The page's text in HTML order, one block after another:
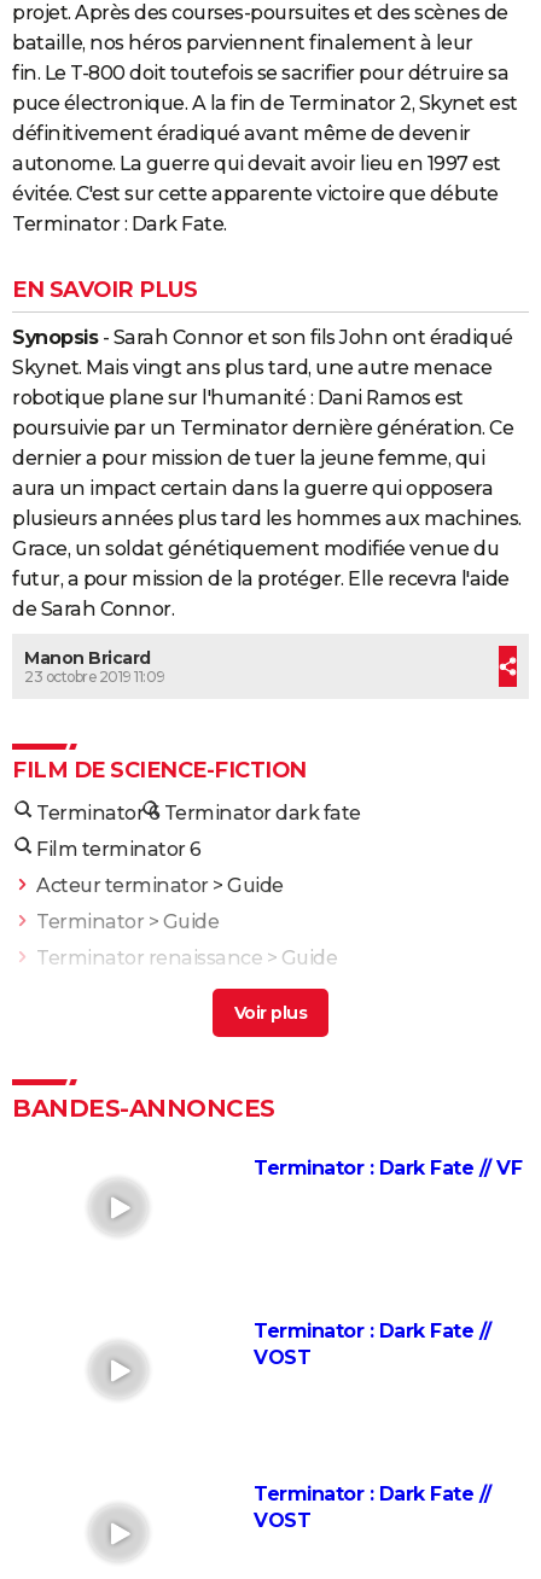
projet. Après des courses-poursuites et des scènes de
bataille, nos héros parviennent finalement à leur
fin. Le T-800 doit toutefois se sacrifier pour détruire sa
puce électronique. A la fin de Terminator 2, Skynet est
définitivement éradiqué avant même de devenir
autonome. La guerre qui devait avoir lieu en 1997 est
évitée. C'est sur cette apparente victoire que débute
Terminator : Dark Fate.
EN SAVOIR PLUS
Synopsis- Sarah Connor et son fils John ont éradiqué
Skynet. Mais vingt ans plus tard, une autre menace
robotique plane sur l'humanité : Dani Ramos est
poursuivie par un Terminator dernière génération. Ce
dernier a pour mission de tuer la jeune femme, qui
aura un impact certain dans la guerre qui opposera
plusieurs années plus tard les hommes aux machines.
Grace, un soldat génétiquement modifiée venue du
futur, a pour mission de la protéger. Elle recevra l'aide
de Sarah Connor.
Manon Bricard
23 octobre 2019 11:09
FILM DE SCIENCE-FICTION
Terminator 6 Terminator dark fate
Film terminator 6
Acteur terminator> Guide
Terminator > Guide
Terminator renaissance > Guide
Terminator genisys> Guide
> Guide
réalisme du film, "pour nous astronautes..."
sur le film culte de Steven Spielberg
Jurassic World 3 : il s'agit du film le plus détesté de la
franchise, on vous explique pourquoi
Avatar 2 : quand sort la suite de "La voie de l'eau" ?
Dune, deuxième partie : avis, critiques, séances,
Pattinson est-il aussi attendu ?
Interstellar : explications et théories sur la fin du film
de Christopher Nolan
BANDES-ANNONCES
Terminator : Dark Fate // VF
Terminator : Dark Fate //
VOST
Terminator : Dark Fate //
VOST